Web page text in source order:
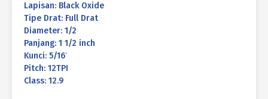
Lapisan: Black Oxide
Tipe Drat: Full Drat
Diameter: 1/2
Panjang: 1 1/2 inch
Kunci: 5/16′
Pitch: 12TPI
Class: 12.9